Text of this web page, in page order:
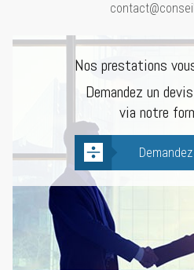
Nos prestations
Demandez un
via notre